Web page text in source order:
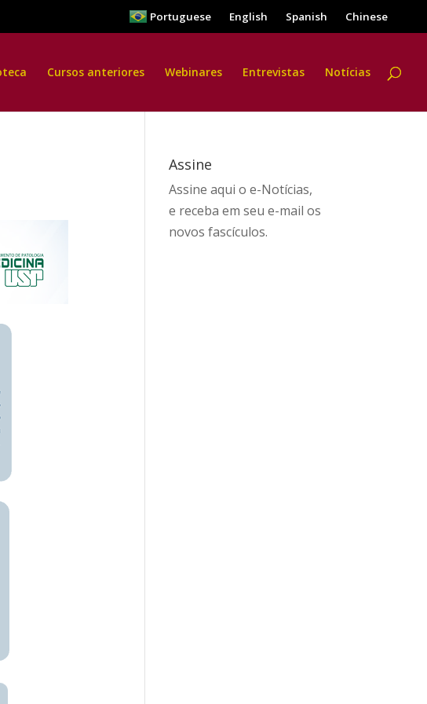
Portuguese English Spanish Chinese
Cursos anteriores Webinares Entrevistas Notícias
Assine
Assine aqui o e-Notícias,
e receba em seu e-mail os
novos fascículos.